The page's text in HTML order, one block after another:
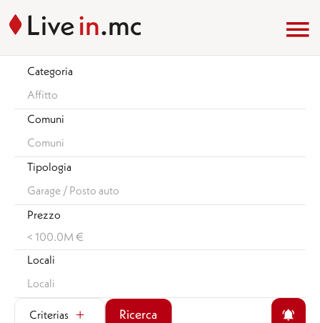
Categoria
Affitto
Comuni
Comuni
Tipologia
Garage / Posto auto
Prezzo
< 100.0M €
Locali
Locali
Criterias Ricerca